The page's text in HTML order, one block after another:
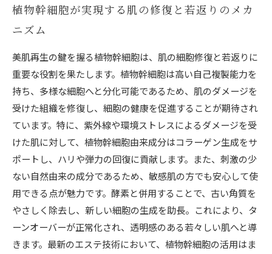
植物幹細胞が実現する肌の修復と若返りのメカ
ニズム
美肌再生の鍵を握る植物幹細胞は、肌の細胞修復と若返りに
重要な役割を果たします。植物幹細胞は高い自己複製能力を
持ち、多様な細胞へと分化可能であるため、肌のダメージを
受けた組織を修復し、細胞の健康を促進することが期待され
ています。特に、紫外線や環境ストレスによるダメージを受
けた肌に対して、植物幹細胞由来成分はコラーゲン生成をサ
ポートし、ハリや弾力の回復に貢献します。また、刺激の少
ない自然由来の成分であるため、敏感肌の方でも安心して使
用できる点が魅力です。酵素と併用することで、古い角質を
やさしく除去し、新しい細胞の生成を助長。これにより、タ
ーンオーバーが正常化され、透明感のある若々しい肌へと導
きます。最新のエステ技術において、植物幹細胞の活用はま